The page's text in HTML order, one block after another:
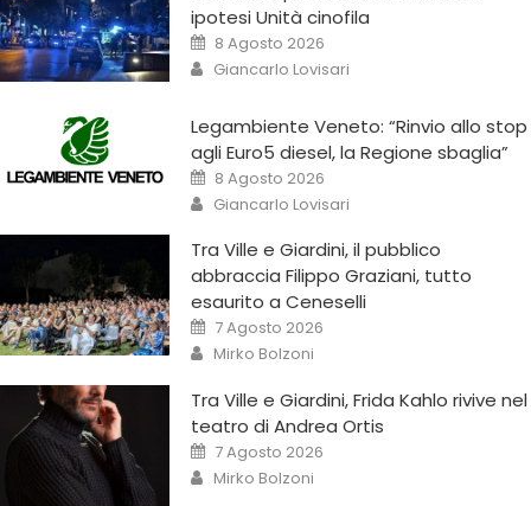
ipotesi Unità cinofila
8 Agosto 2026
Giancarlo Lovisari
Legambiente Veneto: “Rinvio allo stop
agli Euro5 diesel, la Regione sbaglia”
8 Agosto 2026
Giancarlo Lovisari
Tra Ville e Giardini, il pubblico
abbraccia Filippo Graziani, tutto
esaurito a Ceneselli
7 Agosto 2026
Mirko Bolzoni
Tra Ville e Giardini, Frida Kahlo rivive nel
teatro di Andrea Ortis
7 Agosto 2026
Mirko Bolzoni